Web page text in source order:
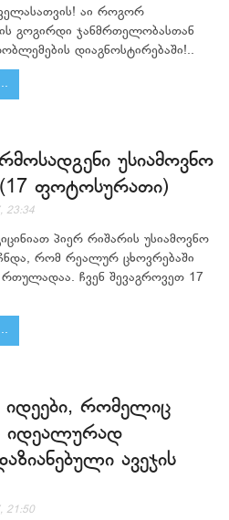
აი როგორ
გოგირდი ჯანმრთელობასთან
დიაგნოსტირებაში!..
უსიამოვნო
(17 ფოტოსურათი)
23:34
პიერ რიშარის უსიამოვნო
რომ რეალურ ცხოვრებაში
ჩვენ შევაგროვეთ 17
რომელიც
იდეალურად
ავეჯის
21:50